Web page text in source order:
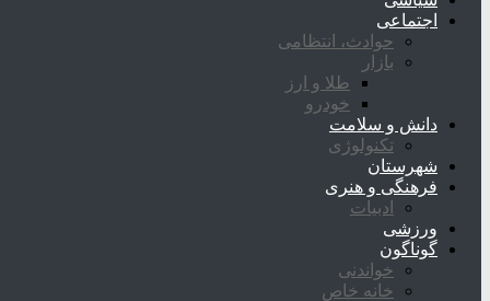
اجتماعی
حوادث، انتظامی
بازار
طلا و ارز
خودرو
دانش و سلامت
تکنولوژی
شهرستان
فرهنگی و هنری
ادبیات
ورزشی
گوناگون
خواندنی
خانه خاص